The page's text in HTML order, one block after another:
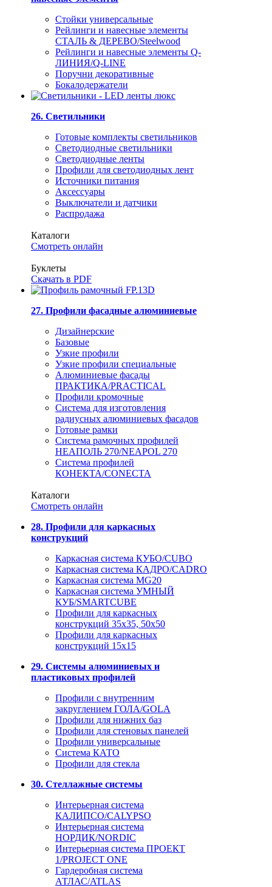
Стойки универсальные
Рейлинги и навесные элементы
СТАЛЬ & ДЕРЕВО/Steelwood
Рейлинги и навесные элементы Q-
ЛИНИЯ/Q-LINE
Поручни декоративные
Бокалодержатели
26. Светильники
Готовые комплекты светильников
Светодиодные светильники
Светодиодные ленты
Профили для светодиодных лент
Источники питания
Аксессуары
Выключатели и датчики
Распродажа
Каталоги
Смотреть онлайн
Буклеты
Скачать в PDF
27. Профили фасадные алюминиевые
Дизайнерские
Базовые
Узкие профили
Узкие профили специальные
Алюминиевые фасады
ПРАКТИКА/PRACTICAL
Профили кромочные
Система для изготовления
радиусных алюминиевых фасадов
Готовые рамки
Система рамочных профилей
НЕАПОЛЬ 270/NEAPOL 270
Система профилей
КОНЕКТА/CONECTA
Каталоги
Смотреть онлайн
28. Профили для каркасных
конструкций
Каркасная система КУБО/CUBO
Каркасная система КАДРО/CADRO
Каркасная система MG20
Каркасная система УМНЫЙ
КУБ/SMARTCUBE
Профили для каркасных
конструкций 35x35, 50x50
Профили для каркасных
конструкций 15х15
29. Системы алюминиевых и
пластиковых профилей
Профили с внутренним
закруглением ГОЛА/GOLA
Профили для нижних баз
Профили для стеновых панелей
Профили универсальные
Система КАТО
Профили для стекла
30. Стеллажные системы
Интерьерная система
КАЛИПСО/CALYPSO
Интерьерная система
НОРДИК/NORDIC
Интерьерная система ПРОЕКТ
1/PROJECT ONE
Гардеробная система
АТЛАС/ATLAS